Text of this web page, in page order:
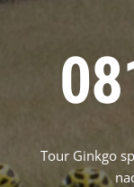
Tour Ginkgo